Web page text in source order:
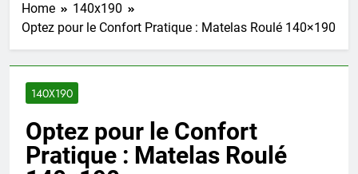
Home
140x190
Optez pour le Confort Pratique : Matelas Roulé 140×190
140X190
Optez pour le Confort
Pratique : Matelas Roulé